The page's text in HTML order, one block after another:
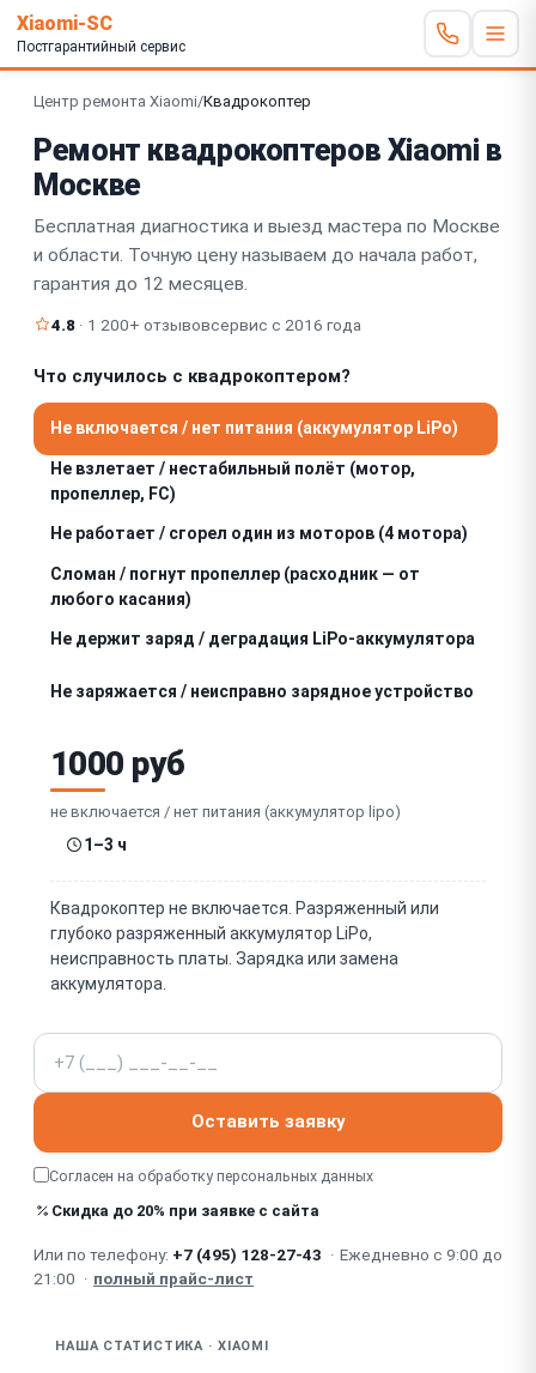
Xiaomi-SC
Постгарантийный сервис
Центр ремонта Xiaomi/Квадрокоптер
Ремонт квадрокоптеров Xiaomi в
Москве
Бесплатная диагностика и выезд мастера по Москве
и области. Точную цену называем до начала работ,
гарантия до 12 месяцев.
4.8 · 1 200+ отзывовсервис с 2016 года
Что случилось с квадрокоптером?
Не включается / нет питания (аккумулятор LiPo)
Не взлетает / нестабильный полёт (мотор,
пропеллер, FC)
Не работает / сгорел один из моторов (4 мотора)
Сломан / погнут пропеллер (расходник — от
любого касания)
Не держит заряд / деградация LiPo-аккумулятора
Не заряжается / неисправно зарядное устройство
артефакты)
Не работает / заклинил гимбал (стабилизатор
камеры)
Нет связи / обрыв связи с пультом (радиоканал,
Не работает GPS / нет позиционирования (дрейф)
Дрейф / нестабильное висение (IMU, компас,
калибровка)
Ошибки / коды ошибок / мигание индикаторов
контроллера (FC)
Не работает видеопередача (FPV / app link —
потеря видео)
Неисправен полётный контроллер / основная
1000 руб
не включается / нет питания (аккумулятор lipo)
1–3 ч
Квадрокоптер не включается. Разряженный или
глубоко разряженный аккумулятор LiPo,
неисправность платы. Зарядка или замена
аккумулятора.
Телефон
Оставить заявку
Согласен на обработку персональных данных
Скидка до 20% при заявке с сайта
Или по телефону: +7 (495) 128-27-43 · Ежедневно с 9:00 до
21:00 · полный прайс-лист
НАША СТАТИСТИКА · XIAOMI